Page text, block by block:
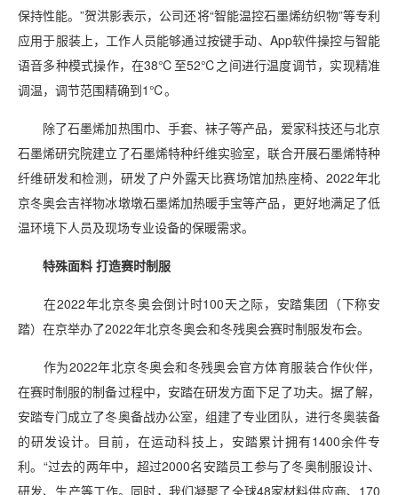
保持性能。”贺洪影表示，公司还将“智能温控石墨烯纺织物”等专利
应用于服装上，工作人员能够通过按键手动、App软件操控与智能
语音多种模式操作，在38℃至52℃之间进行温度调节，实现精准
调温，调节范围精确到1℃。
除了石墨烯加热围巾、手套、袜子等产品，爱家科技还与北京
石墨烯研究院建立了石墨烯特种纤维实验室，联合开展石墨烯特种
纤维研发和检测，研发了户外露天比赛场馆加热座椅、2022年北
京冬奥会吉祥物冰墩墩石墨烯加热暖手宝等产品，更好地满足了低
温环境下人员及现场专业设备的保暖需求。
特殊面料 打造赛时制服
在2022年北京冬奥会倒计时100天之际，安踏集团（下称安
踏）在京举办了2022年北京冬奥会和冬残奥会赛时制服发布会。
作为2022年北京冬奥会和冬残奥会官方体育服装合作伙伴，
在赛时制服的制备过程中，安踏在研发方面下足了功夫。据了解，
安踏专门成立了冬奥备战办公室，组建了专业团队，进行冬奥装备
的研发设计。目前，在运动科技上，安踏累计拥有1400余件专
利。“过去的两年中，超过2000名安踏员工参与了冬奥制服设计、
研发、生产等工作。同时，我们凝聚了全球48家材料供应商、170